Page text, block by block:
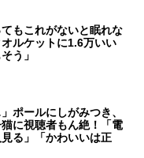
てもこれがないと眠れな
ルケットに1.6万いい
う」
ポールにしがみつき、
に視聴者もん絶！「電
る」「かわいいは正